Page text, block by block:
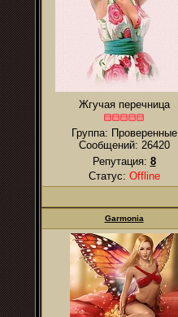
Жгучая перечница
Группа: Проверенные
Сообщений: 26420
Репутация: 8
Статус: Offline
Garmonia